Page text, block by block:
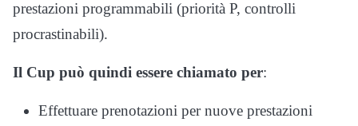
prestazioni programmabili (priorità P, controlli
procrastinabili).
Il Cup può quindi essere chiamato per:
Effettuare prenotazioni per nuove prestazioni